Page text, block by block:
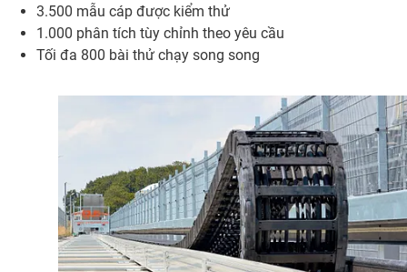
3.500 mẫu cáp được kiểm thử
1.000 phân tích tùy chỉnh theo yêu cầu
Tối đa 800 bài thử chạy song song